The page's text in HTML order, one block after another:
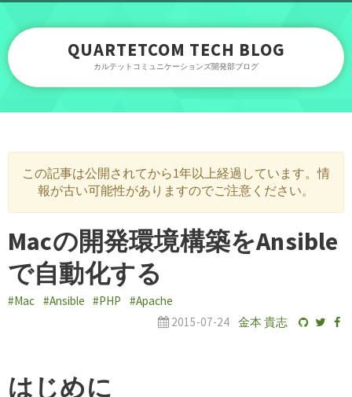
QUARTETCOM TECH BLOG
カルテットコミュニケーションズ開発部ブログ
この記事は公開されてから1年以上経過しています。情
報が古い可能性がありますのでご注意ください。
Macの開発環境構築をAnsible
で自動化する
#Mac #Ansible #PHP
#Apache
2015-07-24 金本 貴志
はじめに